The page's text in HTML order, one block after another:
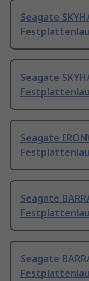
Seagate
Seagate
Seagate
Seagate
Seagate